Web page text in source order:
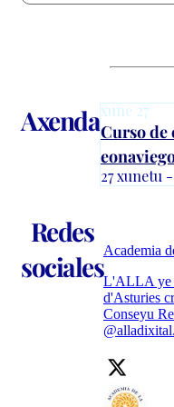
Axendaxune 27
Curso de
27 xunetu
Redes
socialesAcademia
L'ALLA ye
d'Asturies
Conseyu